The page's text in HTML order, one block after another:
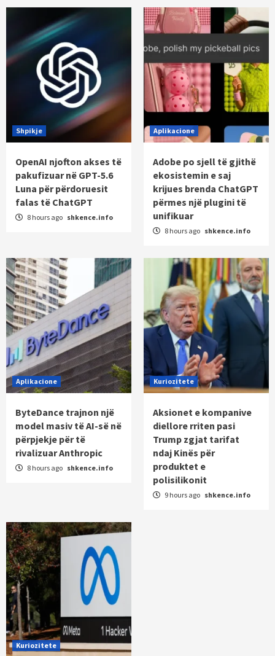
Shpikje
OpenAI njofton akses të
pakufizuar në GPT-5.6
Luna për përdoruesit
falas të ChatGPT
8 hours ago shkence.info
Aplikacione
Adobe po sjell të gjithë
ekosistemin e saj
krijues brenda ChatGPT
përmes një plugini të
unifikuar
8 hours ago shkence.info
Aplikacione
ByteDance trajnon një
model masiv të AI-së në
përpjekje për të
rivalizuar Anthropic
8 hours ago shkence.info
Kuriozitete
Aksionet e kompanive
diellore rriten pasi
Trump zgjat tarifat
ndaj Kinës për
produktet e
polisilikonit
9 hours ago shkence.info
Kuriozitete